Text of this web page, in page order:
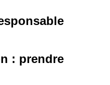
: prendre